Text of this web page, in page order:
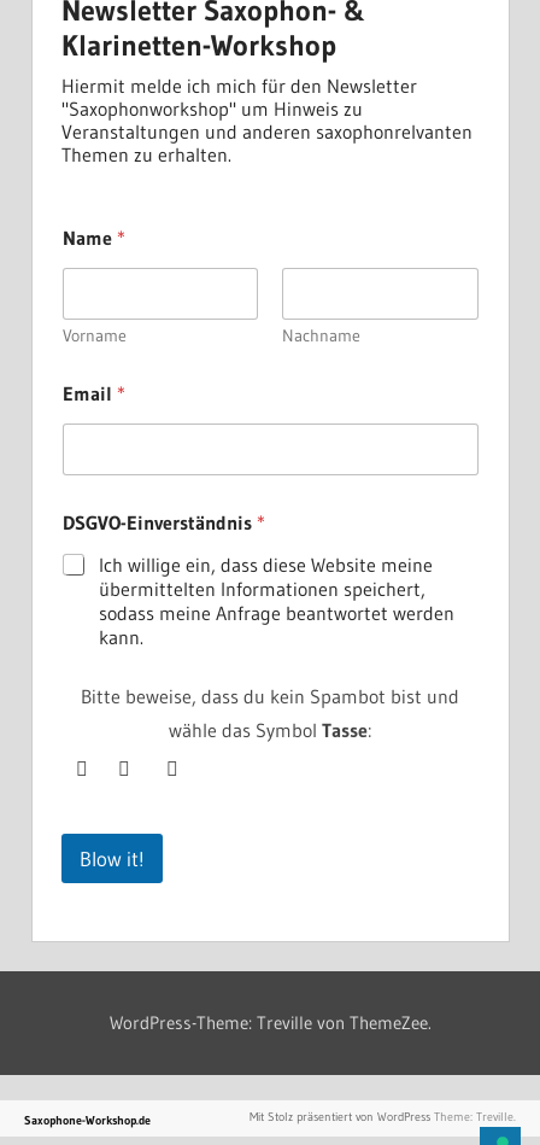
Newsletter Saxophon- &
Klarinetten-Workshop
Hiermit melde ich mich für den Newsletter
"Saxophonworkshop" um Hinweis zu
Veranstaltungen und anderen saxophonrelvanten
Themen zu erhalten.
S
G
-
n
v
r
t
n
m
Name *
Vorname Nachname
Email *
DSGVO-Einverständnis *
Ich willige ein, dass diese Website meine
übermittelten Informationen speichert,
sodass meine Anfrage beantwortet werden
kann.
Bitte beweise, dass du kein Spambot bist und
wähle das Symbol Tasse:
Blow it!
WordPress-Theme: Treville von ThemeZee.
Saxophone-Workshop.de Mit Stolz präsentiert von WordPress Theme: Treville.